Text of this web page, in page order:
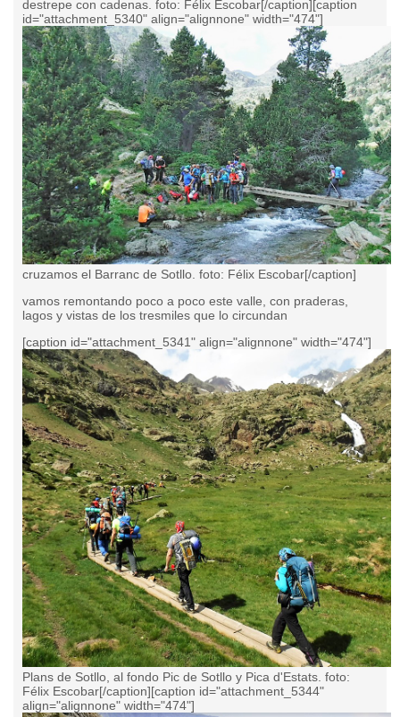
destrepe con cadenas. foto: Félix Escobar[/caption][caption
id="attachment_5340" align="alignnone" width="474"]
cruzamos el Barranc de Sotllo. foto: Félix Escobar[/caption]
vamos remontando poco a poco este valle, con praderas,
lagos y vistas de los tresmiles que lo circundan
[caption id="attachment_5341" align="alignnone" width="474"]
Plans de Sotllo, al fondo Pic de Sotllo y Pica d'Estats. foto:
Félix Escobar[/caption][caption id="attachment_5344"
align="alignnone" width="474"]